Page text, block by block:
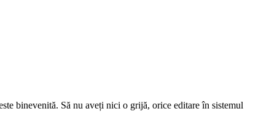
binevenită. Să nu aveți nici o grijă, orice editare în sistemul